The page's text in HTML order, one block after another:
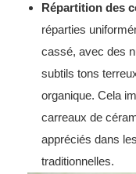
Répartition des
réparties
cassé, avec des
subtils tons
organique. Cela
carreaux de
appréciés dans
traditionnelles.